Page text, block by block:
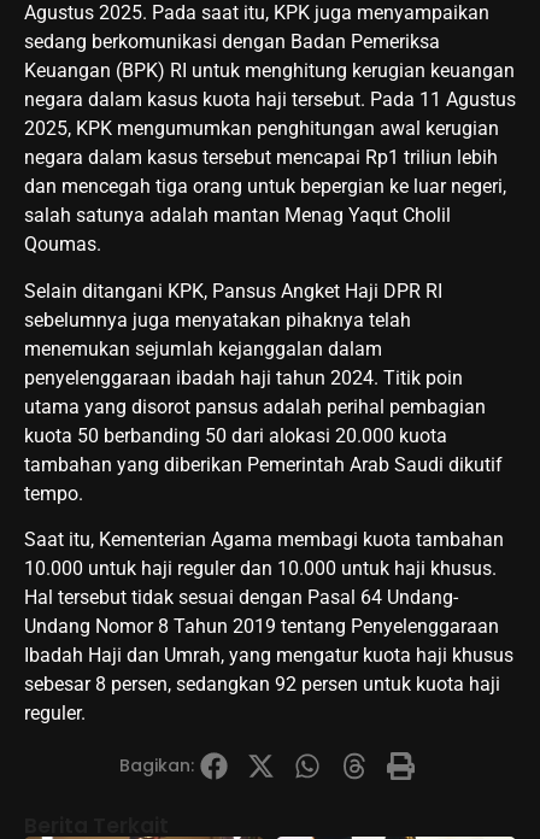
Agustus 2025. Pada saat itu, KPK juga menyampaikan
sedang berkomunikasi dengan Badan Pemeriksa
Keuangan (BPK) RI untuk menghitung kerugian keuangan
negara dalam kasus kuota haji tersebut. Pada 11 Agustus
2025, KPK mengumumkan penghitungan awal kerugian
negara dalam kasus tersebut mencapai Rp1 triliun lebih
dan mencegah tiga orang untuk bepergian ke luar negeri,
salah satunya adalah mantan Menag Yaqut Cholil
Qoumas.
Selain ditangani KPK, Pansus Angket Haji DPR RI
sebelumnya juga menyatakan pihaknya telah
menemukan sejumlah kejanggalan dalam
penyelenggaraan ibadah haji tahun 2024. Titik poin
utama yang disorot pansus adalah perihal pembagian
kuota 50 berbanding 50 dari alokasi 20.000 kuota
tambahan yang diberikan Pemerintah Arab Saudi dikutif
tempo.
Saat itu, Kementerian Agama membagi kuota tambahan
10.000 untuk haji reguler dan 10.000 untuk haji khusus.
Hal tersebut tidak sesuai dengan Pasal 64 Undang-
Undang Nomor 8 Tahun 2019 tentang Penyelenggaraan
Ibadah Haji dan Umrah, yang mengatur kuota haji khusus
sebesar 8 persen, sedangkan 92 persen untuk kuota haji
reguler.
Bagikan: